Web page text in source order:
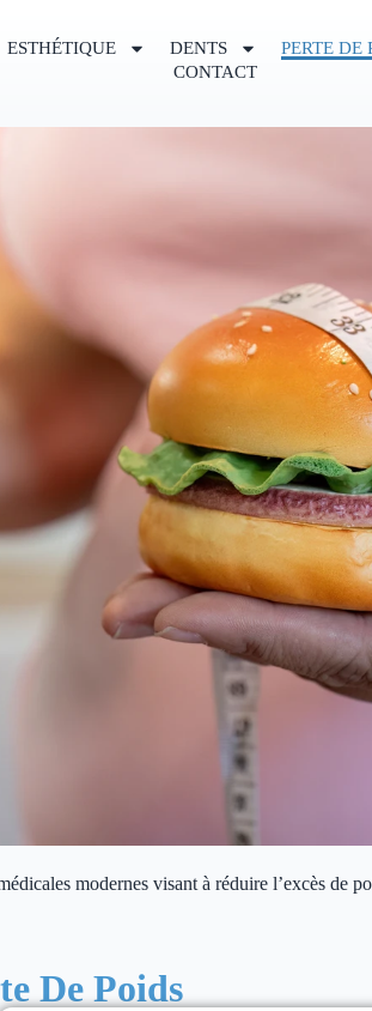
ESTHÉTIQUE DENTS PERTE DE
CONTACT
modernes visant à réduire l’excès de
De Poids